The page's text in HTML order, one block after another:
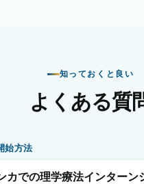
知っておくと良い
よくある質
始方法
カでの理学療法インターン